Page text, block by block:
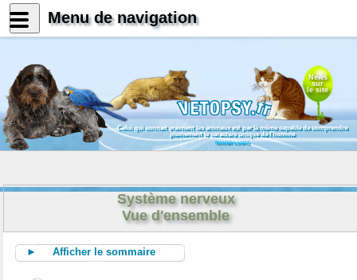
News
sur
le site
Celui qui connait vraiment les animaux est par là même capable de comprendre
pleinement le caractère unique de l'homme
Konrad Lorenz
Système nerveux
Vue d'ensemble
► Afficher le sommaire
Menu de navigation